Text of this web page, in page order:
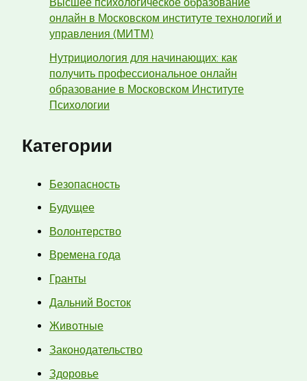
онлайн в Московском институте технологий и
управления (МИТМ)
Нутрициология для начинающих: как
получить профессиональное онлайн
образование в Московском Институте
Психологии
Категории
Безопасность
Будущее
Волонтерство
Времена года
Гранты
Дальний Восток
Животные
Законодательство
Здоровье